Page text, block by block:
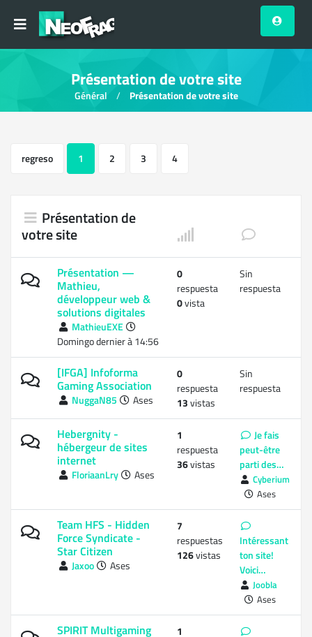
Présentation de votre site
Général Présentation de votre site
regreso 1 2 3 4
Présentation de
votre site
Présentation —
Mathieu,
développeur web &
solutions digitales
MathieuEXE
Domingo dernier à 14:56
0
respuesta
0vista
Sin
respuesta
[IFGA] Infoforma
Gaming Association
NuggaN85 Ases
0
respuesta
13vistas
Sin
respuesta
Hebergnity -
hébergeur de sites
internet
FloriaanLry Ases
1
respuesta
36vistas
Je fais
peut-être
parti des…
Cyberium
Ases
Team HFS - Hidden
Force Syndicate -
Star Citizen
Jaxoo Ases
7
respuestas
126vistas
Intéressant
ton site!
Voici…
Joobla
Ases
SPIRIT Multigaming
1